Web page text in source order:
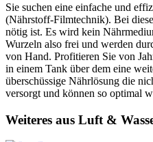
Sie suchen eine einfache und
(Nährstoff-Filmtechnik). Bei
nötig ist. Es wird kein
Wurzeln also frei und werden
von Hand. Profitieren Sie von
in einem Tank über dem eine
überschüssige Nährlösung die
versorgt und können so optimal
Weiteres aus Luft &